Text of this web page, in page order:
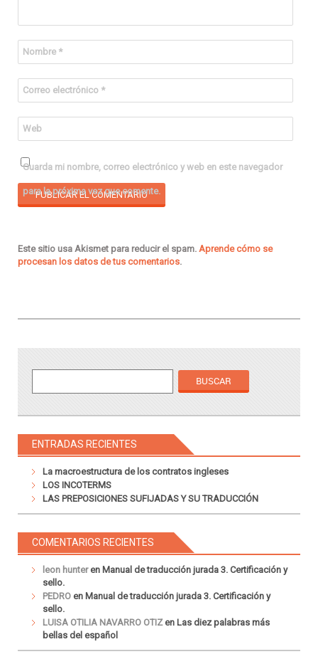
Nombre *
Correo electrónico *
Web
Guarda mi nombre, correo electrónico y web en este navegador
para la próxima vez que comente.
Este sitio usa Akismet para reducir el spam. Aprende cómo se
procesan los datos de tus comentarios.
ENTRADAS RECIENTES
La macroestructura de los contratos ingleses
LOS INCOTERMS
LAS PREPOSICIONES SUFIJADAS Y SU TRADUCCIÓN
COMENTARIOS RECIENTES
leon hunteren Manual de traducción jurada 3. Certificación y
sello.
PEDRO en Manual de traducción jurada 3. Certificación y
sello.
LUISA OTILIA NAVARRO OTIZ en Las diez palabras más
bellas del español